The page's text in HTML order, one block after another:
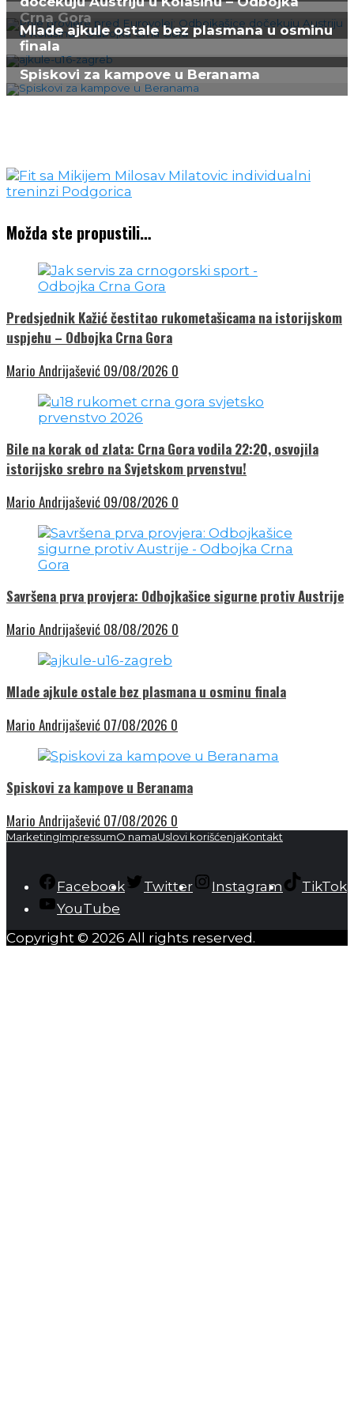
Crna Gora
Mlade ajkule ostale bez plasmana u osminu
finala
Spiskovi za kampove u Beranama
Možda ste propustili…
Predsjednik Kažić čestitao rukometašicama na istorijskom
uspjehu – Odbojka Crna Gora
Mario Andrijašević 09/08/2026 0
Bile na korak od zlata: Crna Gora vodila 22:20, osvojila
istorijsko srebro na Svjetskom prvenstvu!
Mario Andrijašević 09/08/2026 0
Savršena prva provjera: Odbojkašice sigurne protiv Austrije
Mario Andrijašević 08/08/2026 0
Mlade ajkule ostale bez plasmana u osminu finala
Mario Andrijašević 07/08/2026 0
Spiskovi za kampove u Beranama
Mario Andrijašević 07/08/2026 0
MarketingImpressumO namaUslovi korišćenjaKontakt
Facebook Twitter Instagram
TikTok
YouTube
Copyright © 2026 All rights reserved.